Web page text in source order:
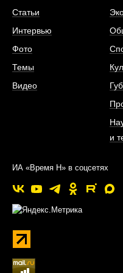
Статьи
Интервью
Фото
Темы
Видео
и
ИА «Время Н» в соцсетях